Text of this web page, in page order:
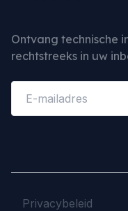
Ontvang technische
rechtstreeks in uw
Privacybeleid